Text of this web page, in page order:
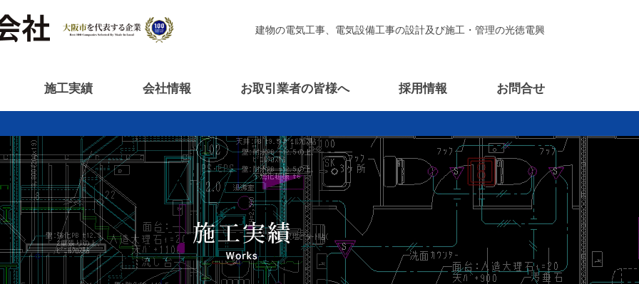
建物の電気工事、電気設備工事の設計及び施工・管理の光徳電興
施工実績 会社情報 お取引業者の皆様へ 採用情報 お問合せ